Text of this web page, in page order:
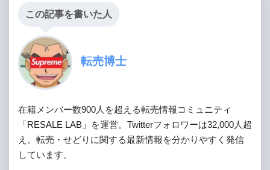
この記事を書いた人
転売博士
在籍メンバー数900人を超える転売情報コミュニティ
「RESALE LAB」を運営。Twitterフォロワーは32,000人超
え。転売・せどりに関する最新情報を分かりやすく発信
しています。